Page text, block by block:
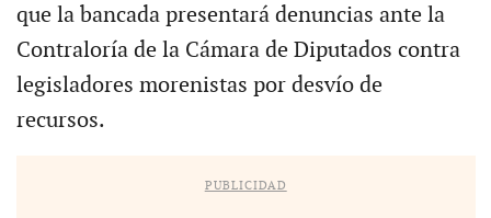
que la bancada presentará denuncias ante la
Contraloría de la Cámara de Diputados contra
legisladores morenistas por desvío de
recursos.
PUBLICIDAD